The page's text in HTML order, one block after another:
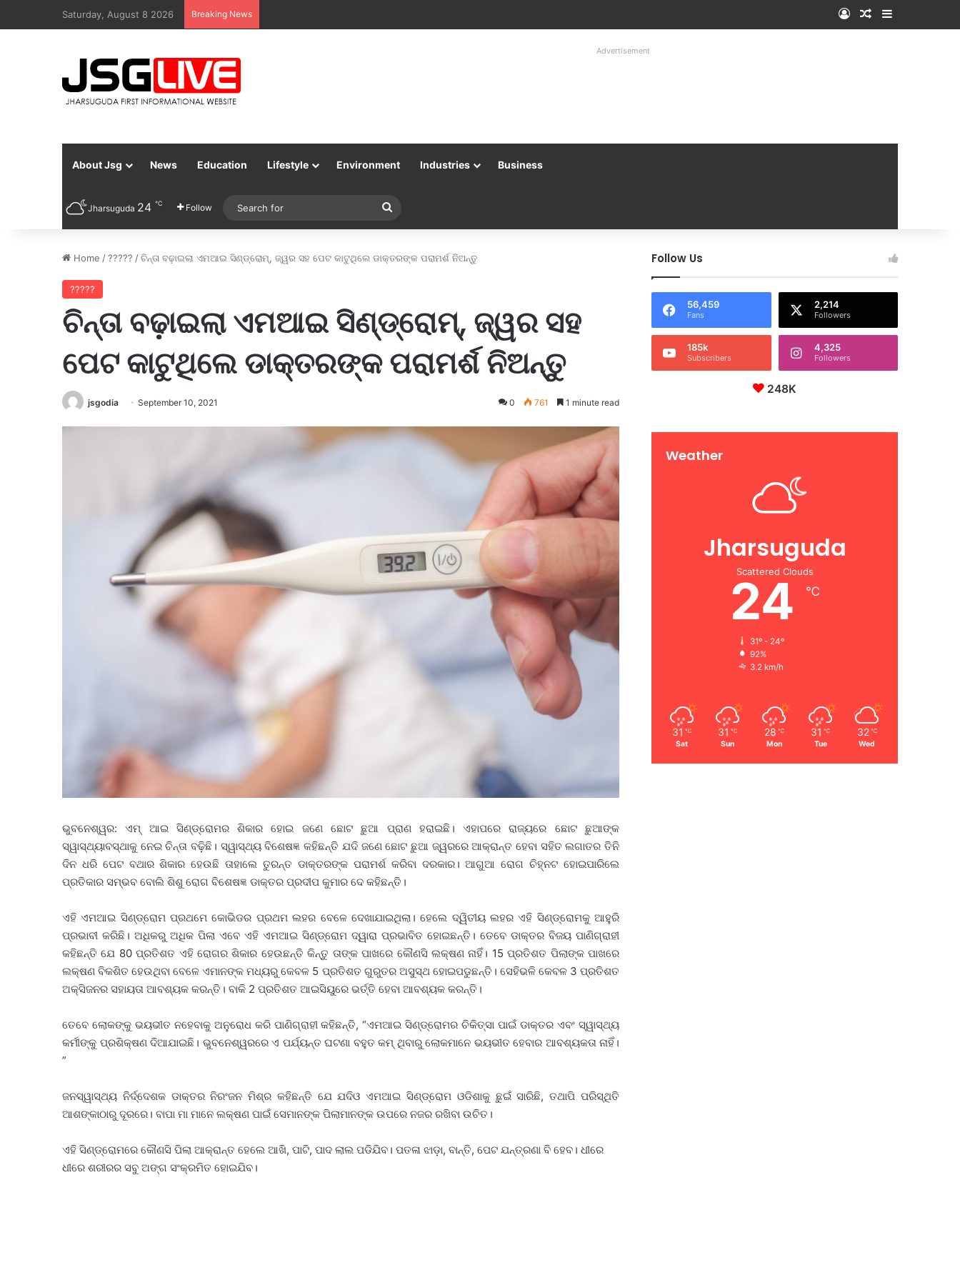
Saturday, August 8 2026 Breaking News Log InRandom Article
Sidebar
Advertisement
About Jsg News Education Lifestyle Environment Industries Business
Jharsuguda 24 ℃ Follow
for
Home /????? /ଚିନ୍ତା ବଢ଼ାଇଲା ଏମଆଇ ସିଣ୍ଡ୍ରୋମ୍, ଜ୍ୱର ସହ ପେଟ କାଟୁଥିଲେ ଡାକ୍ତରଙ୍କ ପରାମର୍ଶ ନିଅନ୍ତୁ
?????
ଚିନ୍ତା ବଢ଼ାଇଲା ଏମଆଇ ସିଣ୍ଡ୍ରୋମ୍, ଜ୍ୱର ସହ
ପେଟ କାଟୁଥିଲେ ଡାକ୍ତରଙ୍କ ପରାମର୍ଶ ନିଅନ୍ତୁ
jsgodia September 10, 2021 0 761 1 minute read
ଭୁବନେଶ୍ୱର: ଏମ୍ ଆଇ ସିଣ୍ଡ୍ରୋମର ଶିକାର ହୋଇ ଜଣେ ଛୋଟ ଛୁଆ ପ୍ରାଣ ହରାଇଛି। ଏହାପରେ ରାଜ୍ୟରେ ଛୋଟ ଛୁଆଙ୍କ
ସ୍ୱାସ୍ଥ୍ୟାବସ୍ଥାକୁ ନେଇ ଚିନ୍ତା ବଢ଼ିଛି। ସ୍ୱାସ୍ଥ୍ୟ ବିଶେଷଜ୍ଞ କହିଛନ୍ତି ଯଦି ଜଣେ ଛୋଟ ଛୁଆ ଜ୍ୱରରେ ଆକ୍ରାନ୍ତ ହେବା ସହିତ ଲଗାତର ତିନି
ଦିନ ଧରି ପେଟ ବଥାର ଶିକାର ହେଉଛି ତାହାଲେ ତୁରନ୍ତ ଡାକ୍ତରଙ୍କ ପରାମର୍ଶ କରିବା ଦରକାର। ଆଗୁଆ ରୋଗ ଚିହ୍ନଟ ହୋଇପାରିଲେ
ପ୍ରତିକାର ସମ୍ଭବ ବୋଲି ଶିଶୁ ରୋଗ ବିଶେଷଜ୍ଞ ଡାକ୍ତର ପ୍ରଦୀପ କୁମାର ଦେ କହିଛନ୍ତି।
ଏହି ଏମଆଇ ସିଣ୍ଡ୍ରୋମ ପ୍ରଥମେ କୋଭିଡର ପ୍ରଥମ ଲହର ବେଳେ ଦେଖାଯାଇଥିଲା। ହେଲେ ଦ୍ୱିତୀୟ ଲହର ଏହି ସିଣ୍ଡ୍ରୋମକୁ ଆହୁରି
ପ୍ରଭାବୀ କରିଛି। ଅଧିକରୁ ଅଧିକ ପିଲା ଏବେ ଏହି ଏମଆଇ ସିଣ୍ଡ୍ରୋମ ଦ୍ୱାରା ପ୍ରଭାବିତ ହୋଇଛନ୍ତି। ତେବେ ଡାକ୍ତର ବିଜୟ ପାଣିଗ୍ରାହୀ
କହିଛନ୍ତି ଯେ 80 ପ୍ରତିଶତ ଏହି ରୋଗର ଶିକାର ହେଉଛନ୍ତି କିନ୍ତୁ ତାଙ୍କ ପାଖରେ କୌଣସି ଲକ୍ଷଣ ନାହିଁ। 15 ପ୍ରତିଶତ ପିଲାଙ୍କ ପାଖରେ
ଲକ୍ଷଣ ବିକଶିତ ହେଉଥିବା ବେଳେ ଏମାନଙ୍କ ମଧ୍ୟରୁ କେବଳ 5 ପ୍ରତିଶତ ଗୁରୁତର ଅସୁସ୍ଥ ହୋଇପଡୁଛନ୍ତି। ସେହିଭଳି କେବଳ 3 ପ୍ରତିଶତ
ଅକ୍ସିଜନର ସହାୟତା ଆବଶ୍ୟକ କରନ୍ତି। ବାକି 2 ପ୍ରତିଶତ ଆଇସିୟୁରେ ଭର୍ତ୍ତି ହେବା ଆବଶ୍ୟକ କରନ୍ତି।
ତେବେ ଲୋକଙ୍କୁ ଭୟଭୀତ ନହେବାକୁ ଅନୁରୋଧ କରି ପାଣିଗ୍ରାହୀ କହିଛନ୍ତି, “ଏମଆଇ ସିଣ୍ଡ୍ରୋମର ଚିକିତ୍ସା ପାଇଁ ଡାକ୍ତର ଏବଂ ସ୍ୱାସ୍ଥ୍ୟ
କର୍ମୀଙ୍କୁ ପ୍ରଶିକ୍ଷଣ ଦିଆଯାଇଛି। ଭୁବନେଶ୍ୱରରେ ଏ ପର୍ଯ୍ୟନ୍ତ ଘଟଣା ବହୁତ କମ୍ ଥିବାରୁ ଲୋକମାନେ ଭୟଭୀତ ହେବାର ଆବଶ୍ୟକତା ନାହିଁ।
”
ଜନସ୍ୱାସ୍ଥ୍ୟ ନିର୍ଦ୍ଦେଶକ ଡାକ୍ତର ନିରଂଜନ ମିଶ୍ର କହିଛନ୍ତି ଯେ ଯଦିଓ ଏମଆଇ ସିଣ୍ଡ୍ରୋମ ଓଡିଶାକୁ ଛୁଇଁ ସାରିଛି, ତଥାପି ପରିସ୍ଥିତି
ଆଶଙ୍କାଠାରୁ ଦୂରରେ। ବାପା ମା ମାନେ ଲକ୍ଷଣ ପାଇଁ ସେମାନଙ୍କ ପିଲାମାନଙ୍କ ଉପରେ ନଜର ରଖିବା ଉଚିତ।
ଏହି ସିଣ୍ଡ୍ରୋମରେ କୌଣସି ପିଲା ଆକ୍ରାନ୍ତ ହେଲେ ଆଖି, ପାଟି, ପାଦ ଲାଲ ପଡିଯିବ। ପତଳା ଝାଡ଼ା, ବାନ୍ତି, ପେଟ ଯନ୍ତ୍ରଣା ବି ହେବ। ଧୀରେ
ଧୀରେ ଶରୀରର ସବୁ ଅଙ୍ଗ ସଂକ୍ରମିତ ହୋଇଯିବ।
Follow Us
56,459
Fans
2,214
Followers
185k
Subscribers
4,325
Followers
248K
Weather
Jharsuguda
Scattered Clouds
24 ℃
31º - 24º
92%
3.2 km/h
31 ℃
Sat
31 ℃
Sun
28 ℃
Mon
31 ℃
Tue
32 ℃
Wed